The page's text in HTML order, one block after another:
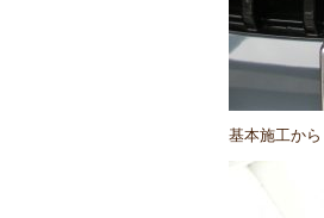
基本施工から